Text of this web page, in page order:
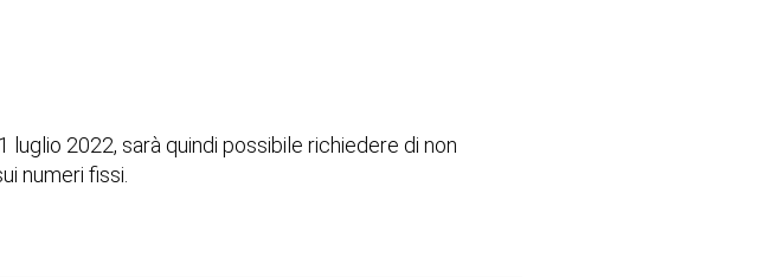
luglio 2022, sarà quindi possibile richiedere di non
numeri fissi.